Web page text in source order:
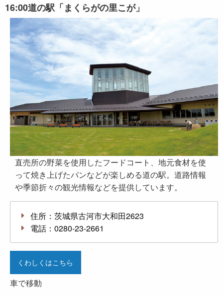
16:00道の駅「まくらがの里こが」
直売所の野菜を使用したフードコート、地元食材を使
って焼き上げたパンなどが楽しめる道の駅。道路情報
や季節折々の観光情報などを提供しています。
住所：茨城県古河市大和田2623
電話：0280-23-2661
くわしくはこちら
車で移動